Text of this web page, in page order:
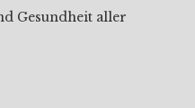
Gesundheit aller